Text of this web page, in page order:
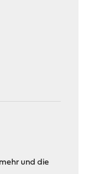
und die